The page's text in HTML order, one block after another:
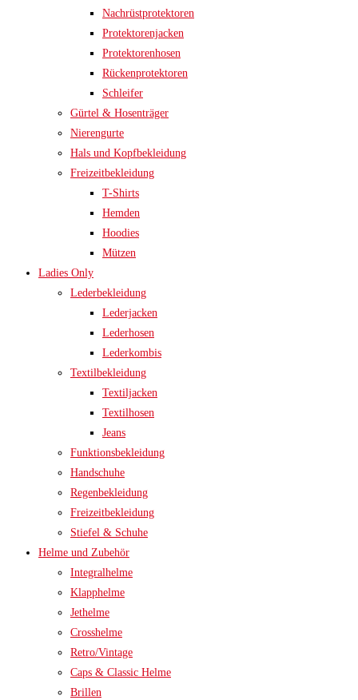
Nachrüstprotektoren
Protektorenjacken
Protektorenhosen
Rückenprotektoren
Schleifer
Gürtel & Hosenträger
Nierengurte
Hals und Kopfbekleidung
Freizeitbekleidung
T-Shirts
Hemden
Hoodies
Mützen
Ladies Only
Lederbekleidung
Lederjacken
Lederhosen
Lederkombis
Textilbekleidung
Textiljacken
Textilhosen
Jeans
Funktionsbekleidung
Handschuhe
Regenbekleidung
Freizeitbekleidung
Stiefel & Schuhe
Helme und Zubehör
Integralhelme
Klapphelme
Jethelme
Crosshelme
Retro/Vintage
Caps & Classic Helme
Brillen